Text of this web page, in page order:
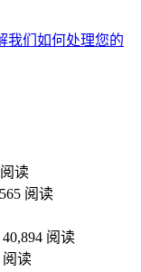
我们如何处理您的
读
阅读
40,894 阅读
阅读